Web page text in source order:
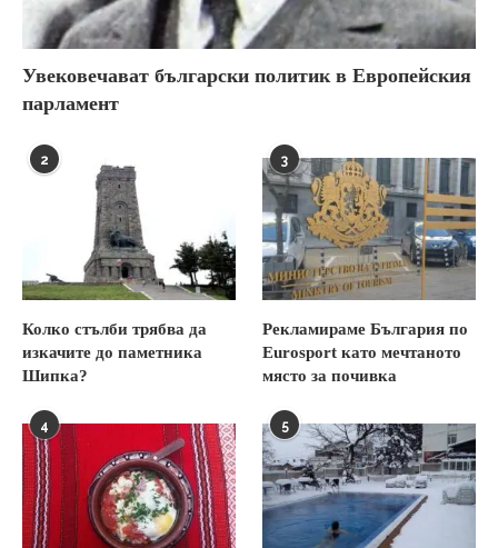
Увековечават български политик в Европейския
парламент
2
Колко стълби трябва да
изкачите до паметника
Шипка?
3
Рекламираме България по
Eurosport като мечтаното
място за почивка
4 5